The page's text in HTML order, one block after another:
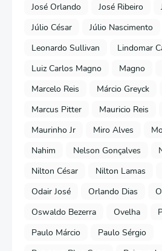
José Orlando
José Ribeiro
Júlio César
Júlio Nascimento
Leonardo Sullivan
Lindomar
Luiz Carlos Magno
Magno
Marcelo Reis
Márcio Greyck
Marcus Pitter
Mauricio Reis
Maurinho Jr
Miro Alves
Nahim
Nelson Gonçalves
Nilton César
Nilton Lamas
Odair José
Orlando Dias
Oswaldo Bezerra
Ovelha
Paulo Márcio
Paulo Sérgio